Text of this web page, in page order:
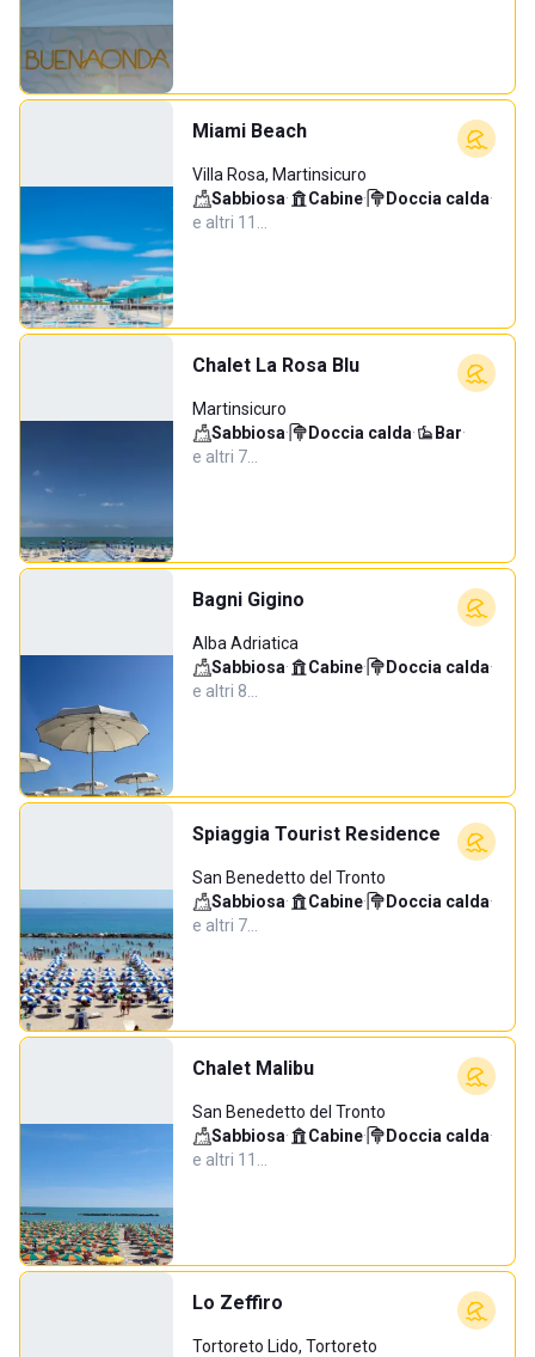
Miami Beach
Villa Rosa, Martinsicuro
Sabbiosa· Cabine· Doccia calda·
e altri 11…
Chalet La Rosa Blu
Martinsicuro
Sabbiosa· Doccia calda· Bar·
e altri 7…
Bagni Gigino
Alba Adriatica
Sabbiosa· Cabine· Doccia calda·
e altri 8…
Spiaggia Tourist Residence
San Benedetto del Tronto
Sabbiosa· Cabine· Doccia calda·
e altri 7…
Chalet Malibu
San Benedetto del Tronto
Sabbiosa· Cabine· Doccia calda·
e altri 11…
Lo Zeffiro
Tortoreto Lido, Tortoreto